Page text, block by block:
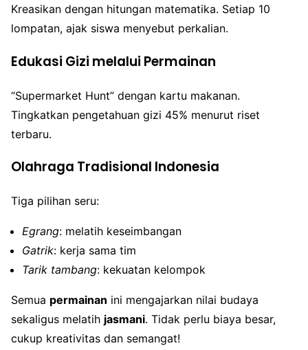
Kreasikan dengan hitungan matematika. Setiap 10
lompatan, ajak siswa menyebut perkalian.
Edukasi Gizi melalui Permainan
“Supermarket Hunt” dengan kartu makanan.
Tingkatkan pengetahuan gizi 45% menurut riset
terbaru.
Olahraga Tradisional Indonesia
Tiga pilihan seru:
Egrang: melatih keseimbangan
Gatrik: kerja sama tim
Tarik tambang: kekuatan kelompok
Semua permainan ini mengajarkan nilai budaya
sekaligus melatih jasmani. Tidak perlu biaya besar,
cukup kreativitas dan semangat!